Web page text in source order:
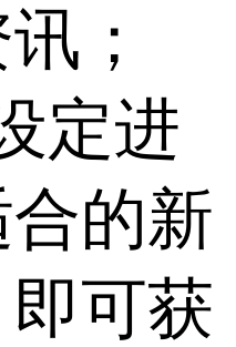
；
定进
的新
可获